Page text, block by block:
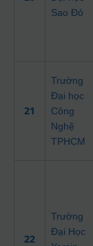
Sao Đỏ
21
Trường
Đại học
Công
Nghệ
TPHCM
22
Trường
Đại Học